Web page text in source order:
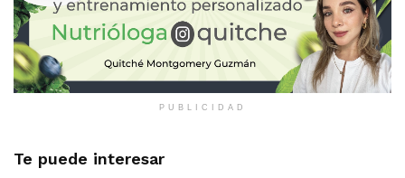
PUBLICIDAD
Te puede interesar